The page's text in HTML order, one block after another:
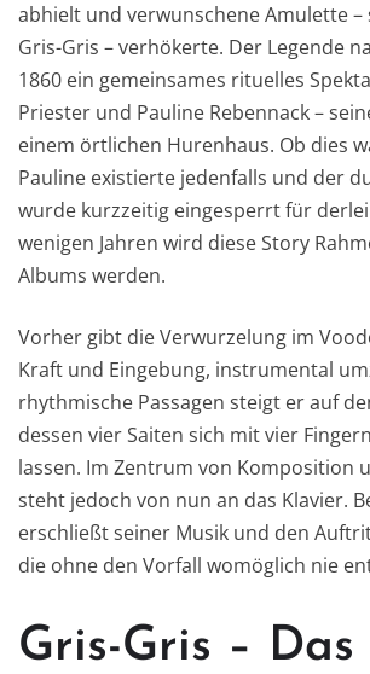
abhielt und verwunschene Amulette –
Gris-Gris – verhökerte. Der Legende
1860 ein gemeinsames rituelles
Priester und Pauline Rebennack –
einem örtlichen Hurenhaus. Ob dies
Pauline existierte jedenfalls und der
wurde kurzzeitig eingesperrt für
wenigen Jahren wird diese Story
Albums werden.
Vorher gibt die Verwurzelung im
Kraft und Eingebung, instrumental
rhythmische Passagen steigt er auf
dessen vier Saiten sich mit vier
lassen. Im Zentrum von Komposition
steht jedoch von nun an das Klavier.
erschließt seiner Musik und den
die ohne den Vorfall womöglich nie
Gris-Gris – Das